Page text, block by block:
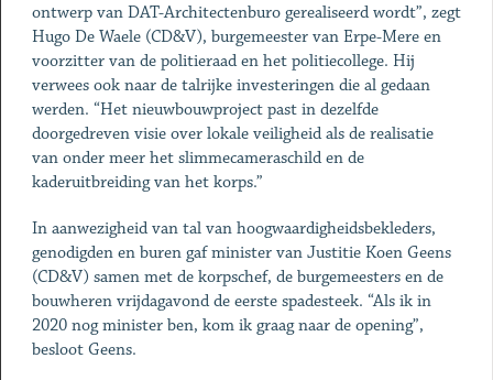
ontwerp van DAT-Architectenburo gerealiseerd wordt”, zegt
Hugo De Waele (CD&V), burgemeester van Erpe-Mere en
voorzitter van de politieraad en het politiecollege. Hij
verwees ook naar de talrijke investeringen die al gedaan
werden. “Het nieuwbouwproject past in dezelfde
doorgedreven visie over lokale veiligheid als de realisatie
van onder meer het slimmecameraschild en de
kaderuitbreiding van het korps.”
In aanwezigheid van tal van hoogwaardigheidsbekleders,
genodigden en buren gaf minister van Justitie Koen Geens
(CD&V) samen met de korpschef, de burgemeesters en de
bouwheren vrijdagavond de eerste spadesteek. “Als ik in
2020 nog minister ben, kom ik graag naar de opening”,
besloot Geens.